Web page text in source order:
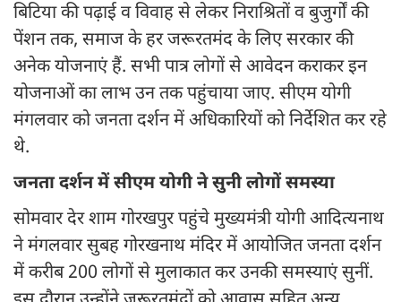
बिटिया की पढ़ाई व विवाह से लेकर निराश्रितों व बुजुर्गों की
पेंशन तक, समाज के हर जरूरतमंद के लिए सरकार की
अनेक योजनाएं हैं. सभी पात्र लोगों से आवेदन कराकर इन
योजनाओं का लाभ उन तक पहुंचाया जाए. सीएम योगी
मंगलवार को जनता दर्शन में अधिकारियों को निर्देशित कर रहे
थे.
जनता दर्शन में सीएम योगी ने सुनी लोगों समस्या
सोमवार देर शाम गोरखपुर पहुंचे मुख्यमंत्री योगी आदित्यनाथ
ने मंगलवार सुबह गोरखनाथ मंदिर में आयोजित जनता दर्शन
में करीब 200 लोगों से मुलाकात कर उनकी समस्याएं सुनीं.